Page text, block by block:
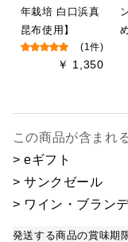
年栽培 白口浜真
昆布使用】
(1件)
￥ 1,350
この商品が含まれ
> eギフト
> サンクゼール
> ワイン・ブラン
発送する商品の賞味期